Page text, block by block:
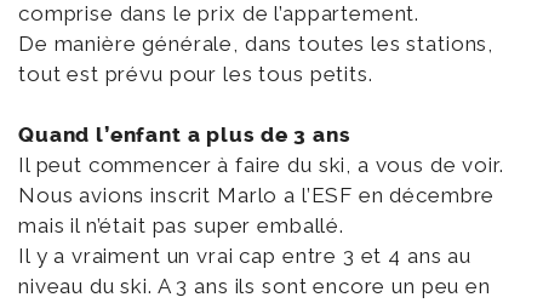
comprise dans le prix de l’appartement.
De manière générale, dans toutes les stations,
tout est prévu pour les tous petits.
Quand l’enfant a plus de 3 ans
Il peut commencer à faire du ski, a vous de voir.
Nous avions inscrit Marlo a l’ESF en décembre
mais il n’était pas super emballé.
Il y a vraiment un vrai cap entre 3 et 4 ans au
niveau du ski. A 3 ans ils sont encore un peu en